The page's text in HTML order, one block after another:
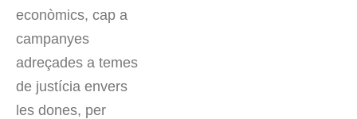
econòmics, cap a
campanyes
adreçades a temes
de justícia envers
les dones, per